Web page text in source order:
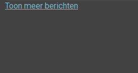
Toon meer berichten